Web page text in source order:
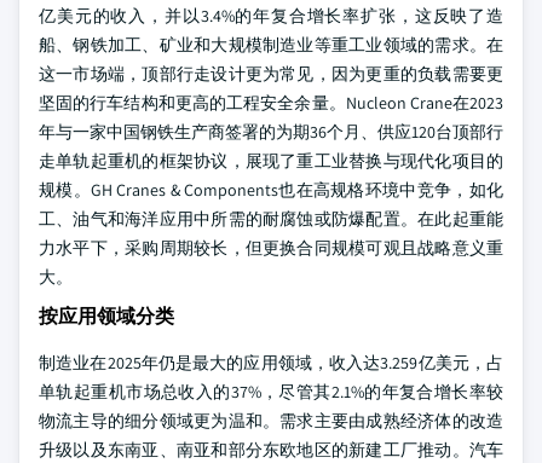
亿美元的收入，并以3.4%的年复合增长率扩张，这反映了造
船、钢铁加工、矿业和大规模制造业等重工业领域的需求。在
这一市场端，顶部行走设计更为常见，因为更重的负载需要更
坚固的行车结构和更高的工程安全余量。Nucleon Crane在2023
年与一家中国钢铁生产商签署的为期36个月、供应120台顶部行
走单轨起重机的框架协议，展现了重工业替换与现代化项目的
规模。GH Cranes & Components也在高规格环境中竞争，如化
工、油气和海洋应用中所需的耐腐蚀或防爆配置。在此起重能
力水平下，采购周期较长，但更换合同规模可观且战略意义重
大。
按应用领域分类
制造业在2025年仍是最大的应用领域，收入达3.259亿美元，占
单轨起重机市场总收入的37%，尽管其2.1%的年复合增长率较
物流主导的细分领域更为温和。需求主要由成熟经济体的改造
升级以及东南亚、南亚和部分东欧地区的新建工厂推动。汽车